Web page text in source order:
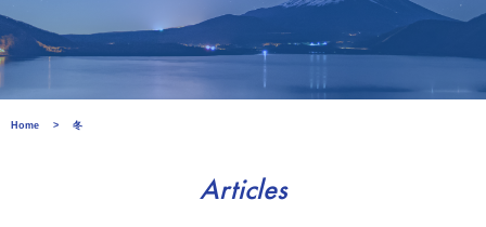
Home 冬
Articles